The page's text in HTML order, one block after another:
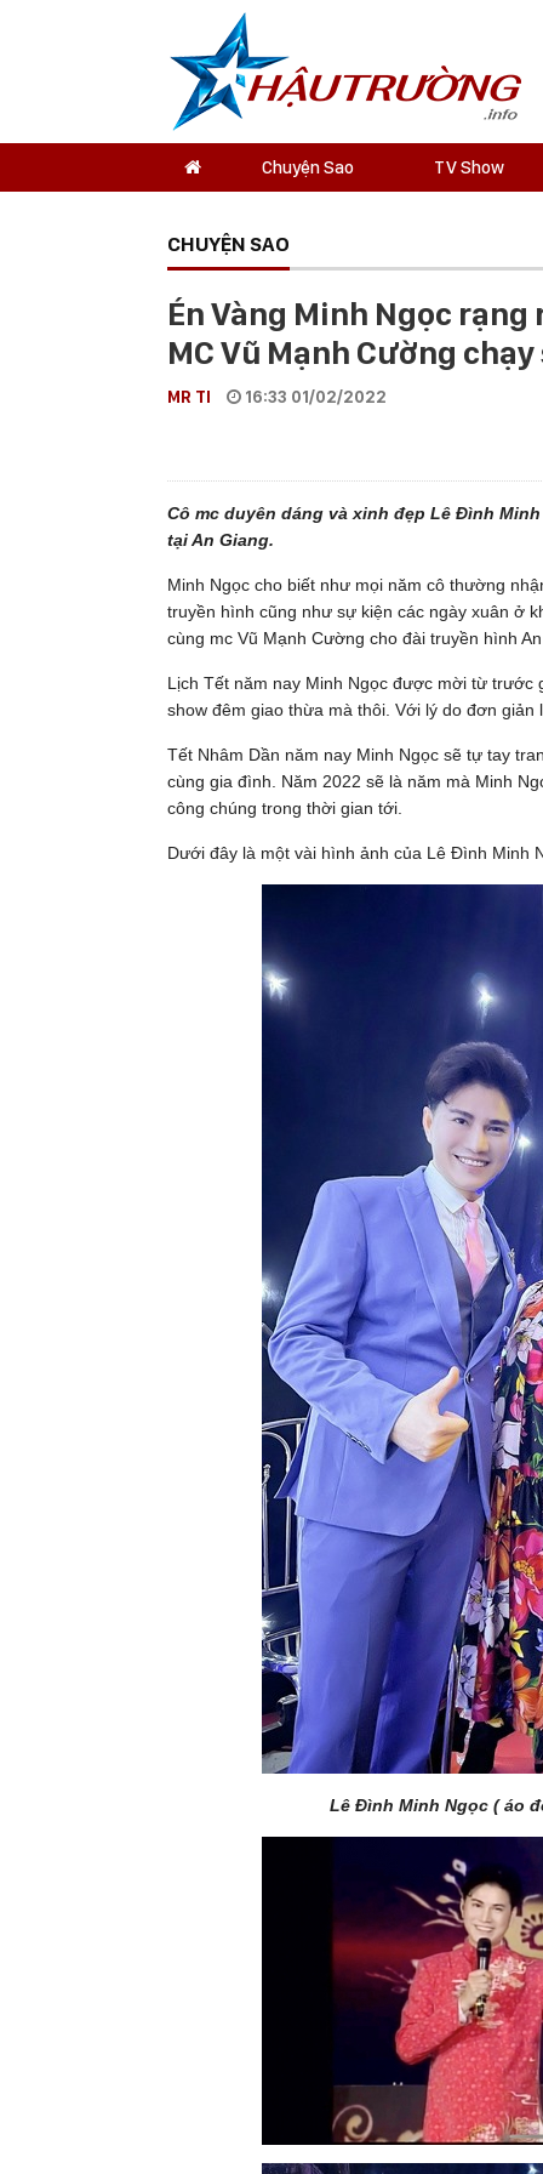
Chuyện Sao TV Show
CHUYỆN SAO
Én Vàng Minh Ngọc
MC Vũ Mạnh Cường
MR TI 16:33 01/02/2022
Cô mc duyên dáng và xinh đẹp Lê Đình
tại An Giang.
Minh Ngọc cho biết như mọi năm cô thường
truyền hình cũng như sự kiện các ngày xuân ở
cùng mc Vũ Mạnh Cường cho đài truyền hình
Lịch Tết năm nay Minh Ngọc được mời từ
show đêm giao thừa mà thôi. Với lý do đơn
Tết Nhâm Dần năm nay Minh Ngọc sẽ tự tay
cùng gia đình. Năm 2022 sẽ là năm mà Minh
công chúng trong thời gian tới.
Dưới đây là một vài hình ảnh của Lê Đình Minh
Lê Đình Minh Ngọc ( áo